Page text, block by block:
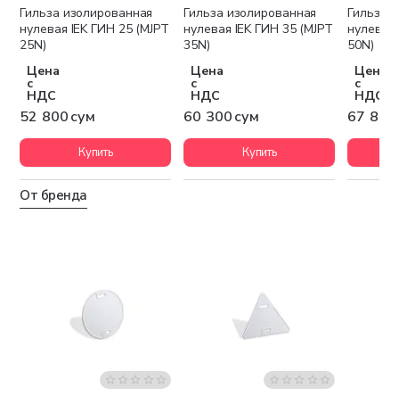
Гильза изолированная
нулевая IEK ГИН 25 (MJPT
25N)
Цена
с
НДС
52 800 сум
Купить
Гильза изолированная
нулевая IEK ГИН 35 (MJPT
35N)
Цена
с
НДС
60 300 сум
Купить
Гильза
нулевая
50N)
Цена
с
НДС
67 800
От бренда